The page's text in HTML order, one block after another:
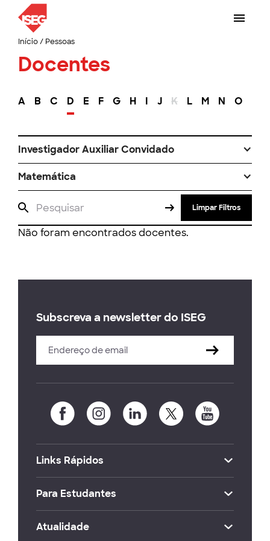
Início/ Pessoas
Docentes
A B C D E F G H I J K L M N O
Investigador Auxiliar Convidado
Matemática
Limpar Filtros
Não foram encontrados docentes.
Subscreva a newsletter do ISEG
Links Rápidos
Para Estudantes
Atualidade